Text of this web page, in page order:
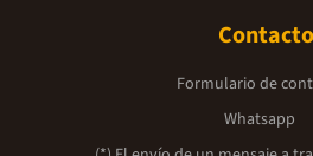
Contacto
Formulario de
Whatsapp